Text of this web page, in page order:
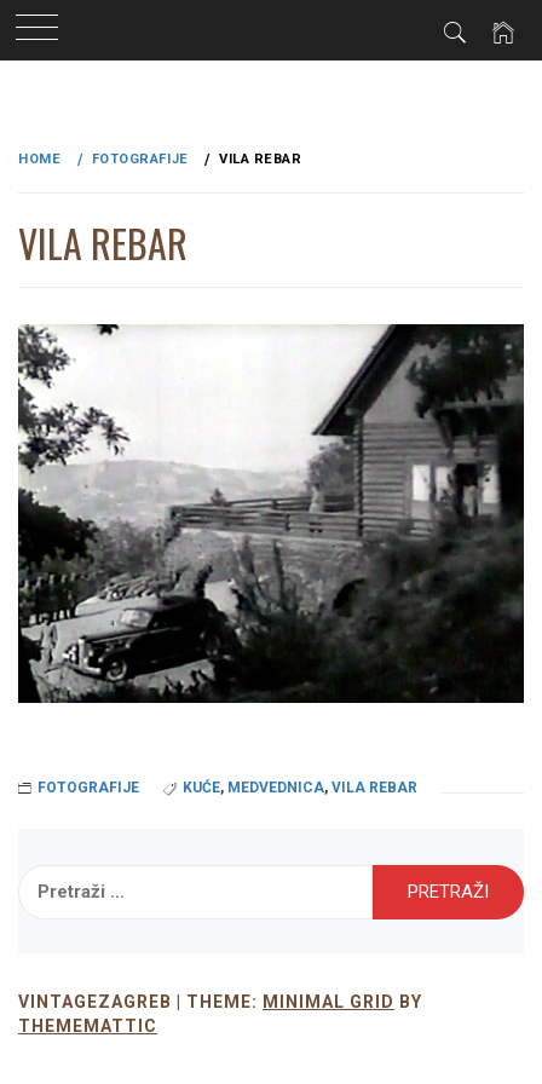
content
HOME FOTOGRAFIJE VILA REBAR
VILA REBAR
FOTOGRAFIJE KUĆE, MEDVEDNICA, VILA REBAR
VINTAGEZAGREB | THEME: MINIMAL GRID BY
THEMEMATTIC